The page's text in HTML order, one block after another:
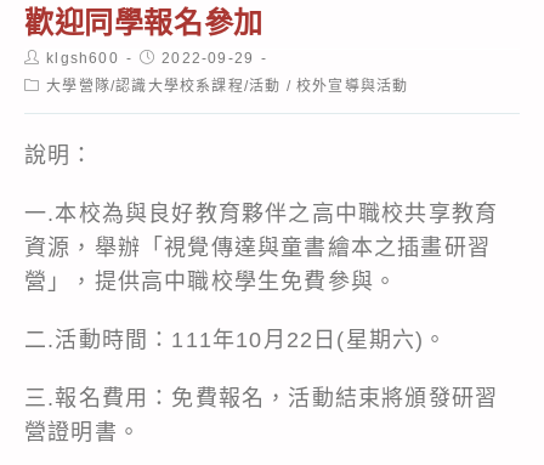
歡迎同學報名參加
Post
author:
klgsh600
Post
published:
2022-09-29
Post大學營隊/認識大學校系課程/活動 / 校外宣導與活動
說明：
一.本校為與良好教育夥伴之高中職校共享教育
資源，舉辦「視覺傳達與童書繪本之插畫研習
營」，提供高中職校學生免費參與。
二.活動時間：111年10月22日(星期六)。
三.報名費用：免費報名，活動結束將頒發研習
營證明書。